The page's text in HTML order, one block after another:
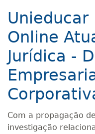
Unieducar
Online
Jurídica -
Com a propagação
investigação